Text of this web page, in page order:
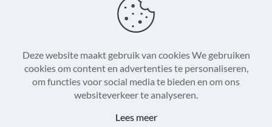
Algemene Voorwaarden
Disclaimer
Privacystatement
Cookieverklaring
Deze website maakt gebruik van cookies We gebruiken
cookies om content en advertenties te personaliseren,
om functies voor social media te bieden en om ons
websiteverkeer te analyseren.
Lees meer